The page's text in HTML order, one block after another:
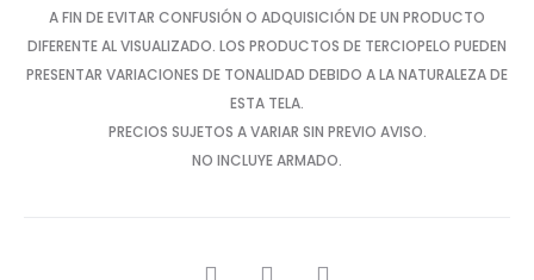
A FIN DE EVITAR CONFUSIÓN O ADQUISICIÓN DE UN PRODUCTO
DIFERENTE AL VISUALIZADO. LOS PRODUCTOS DE TERCIOPELO PUEDEN
PRESENTAR VARIACIONES DE TONALIDAD DEBIDO A LA NATURALEZA DE
ESTA TELA.
PRECIOS SUJETOS A VARIAR SIN PREVIO AVISO.
NO INCLUYE ARMADO.
SHARE